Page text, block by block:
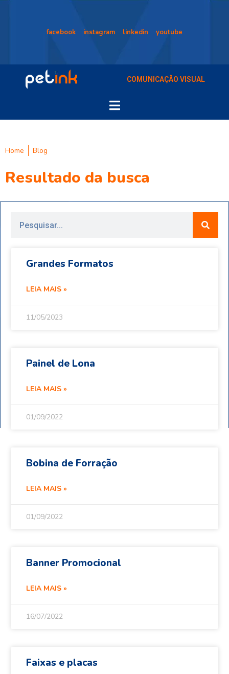
facebook instagram linkedin youtube
COMUNICAÇÃO VISUAL
Home Blog
Resultado da busca
Grandes Formatos
LEIA MAIS »
11/05/2023
Painel de Lona
LEIA MAIS »
01/09/2022
Bobina de Forração
LEIA MAIS »
01/09/2022
Banner Promocional
LEIA MAIS »
16/07/2022
Faixas e placas